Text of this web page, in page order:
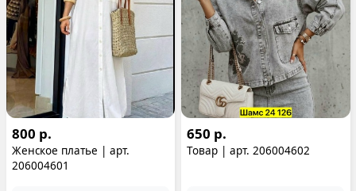
800 р.
Женское платье | арт.
206004601
650 р.
Товар | арт. 206004602